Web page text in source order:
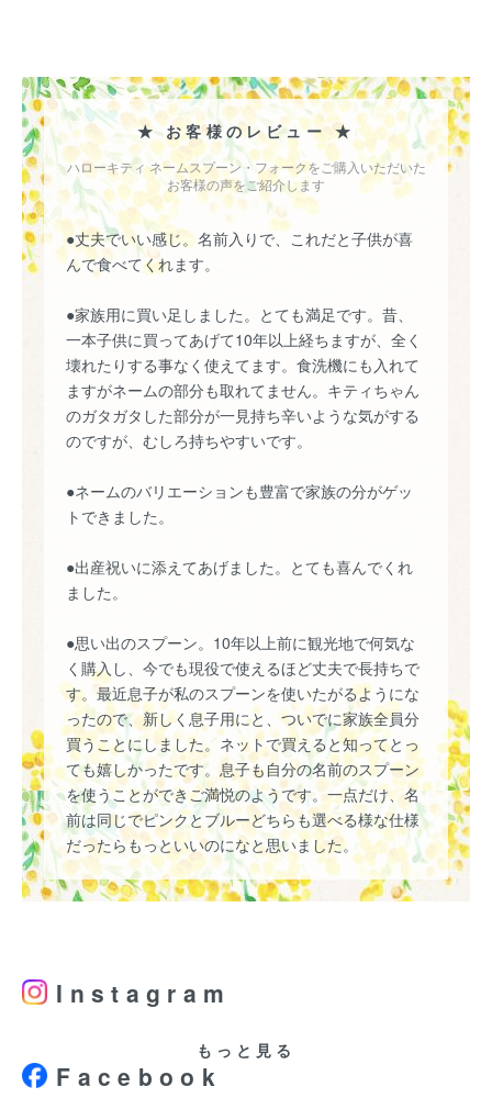
★ お客様のレビュー ★
ハローキティ ネームスプーン・フォークをご購入いただいた
お客様の声をご紹介します
●丈夫でいい感じ。名前入りで、これだと子供が喜
んで食べてくれます。
●家族用に買い足しました。とても満足です。昔、
一本子供に買ってあげて10年以上経ちますが、全く
壊れたりする事なく使えてます。食洗機にも入れて
ますがネームの部分も取れてません。キティちゃん
のガタガタした部分が一見持ち辛いような気がする
のですが、むしろ持ちやすいです。
●ネームのバリエーションも豊富で家族の分がゲッ
トできました。
●出産祝いに添えてあげました。とても喜んでくれ
ました。
●思い出のスプーン。10年以上前に観光地で何気な
く購入し、今でも現役で使えるほど丈夫で長持ちで
す。最近息子が私のスプーンを使いたがるようにな
ったので、新しく息子用にと、ついでに家族全員分
買うことにしました。ネットで買えると知ってとっ
ても嬉しかったです。息子も自分の名前のスプーン
を使うことができご満悦のようです。一点だけ、名
前は同じでピンクとブルーどちらも選べる様な仕様
だったらもっといいのになと思いました。
Instagram
もっと見る
Facebook